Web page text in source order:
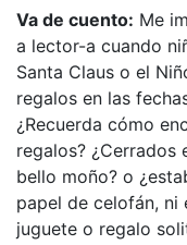
Va de cuento: Me
a lector-a cuando
Santa Claus o el
regalos en las
¿Recuerda cómo
regalos? ¿Cerrados
bello moño? o
papel de celofán, ni
juguete o regalo